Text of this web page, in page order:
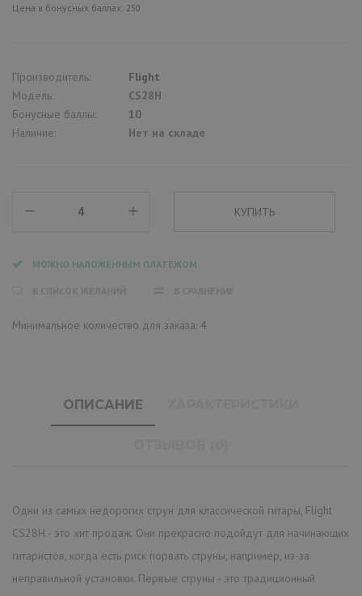
Цена в бонусных баллах: 250
Производитель:
Flight
Модель:
CS28H
Бонусные баллы:
10
Наличие:
Нет на складе
МОЖНО НАЛОЖЕННЫМ ПЛАТЕЖОМ
Минимальное количество для заказа: 4
ОПИСАНИЕ
Одни из самых недорогих струн для классической гитары, Flight
CS28H - это хит продаж. Они прекрасно подойдут для начинающих
гитаристов, когда есть риск порвать струны, например, из-за
неправильной установки. Первые струны - это традиционный